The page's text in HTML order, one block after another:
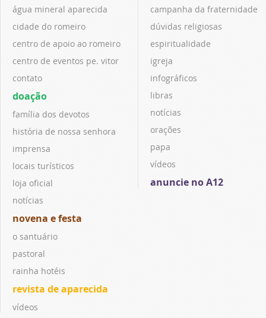
água mineral aparecida
cidade do romeiro
centro de apoio ao romeiro
centro de eventos pe. vitor
contato
doação
família dos devotos
história de nossa senhora
imprensa
locais turísticos
loja oficial
notícias
novena e festa
o santuário
pastoral
rainha hotéis
revista de aparecida
vídeos
campanha da fraternidade
dúvidas religiosas
espiritualidade
igreja
infográficos
libras
notícias
orações
papa
vídeos
anuncie no A12